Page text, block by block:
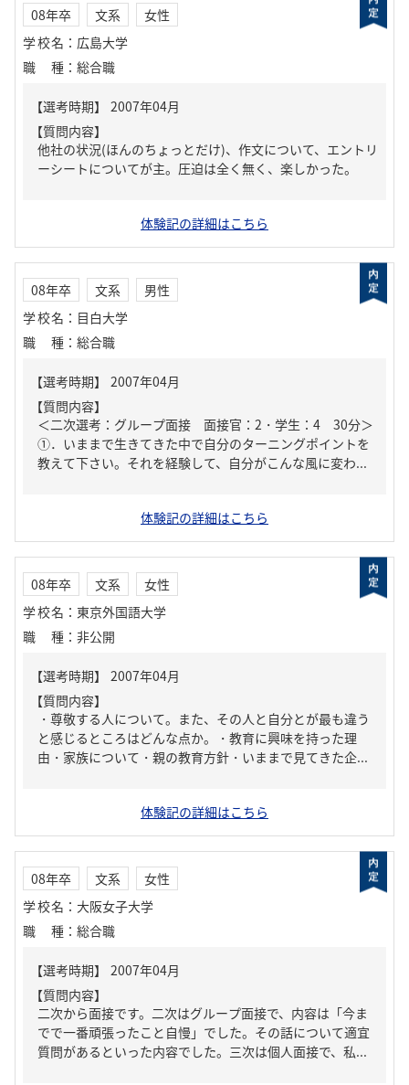
08年卒 文系
女性
学校名 ： 広島大学
職種 ： 総合職
【質問内容】
他社の状況(ほんのちょっとだけ)、作文について、エントリ
ーシートについてが主。圧迫は全く無く、楽しかった。
体験記の詳細はこちら
08年卒 文系
男性
学校名 ： 目白大学
職種 ： 総合職
【質問内容】
＜二次選考：グループ面接 面接官：2・学生：4 30分＞
①．いままで生きてきた中で自分のターニングポイントを
教えて下さい。それを経験して、自分がこんな風に変わ...
体験記の詳細はこちら
08年卒 文系
女性
学校名 ： 東京外国語大学
職種 ： 非公開
【質問内容】
・尊敬する人について。また、その人と自分とが最も違う
と感じるところはどんな点か。・教育に興味を持った理
由・家族について・親の教育方針・いままで見てきた企...
体験記の詳細はこちら
08年卒 文系
女性
学校名 ： 大阪女子大学
職種 ： 総合職
【質問内容】
二次から面接です。二次はグループ面接で、内容は「今ま
でで一番頑張ったこと自慢」でした。その話について適宜
質問があるといった内容でした。三次は個人面接で、私...